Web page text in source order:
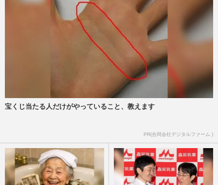
元BE:FIRST・三山凌輝は花乃まりあと
『愛の不時着』大阪公演も出演、趣里はド
ラマ『大空港』番宣行脚に「メ…
週刊女性PRIME
元『BE:FIRST』三山凌輝と“密会発覚”の
元宝塚女優・花乃まりあ「命懸けで育児と
仕事」発言のウラで失った…
週刊女性PRIME
『刀剣乱舞』新作、藤田玲の足利尊氏にフ
要局面に観応の擾乱を描き…
週刊女性PRIME 2025/12/16
宝くじ当たる人だけがやっていること、教えます
PR(合同会社デジタルファーム )